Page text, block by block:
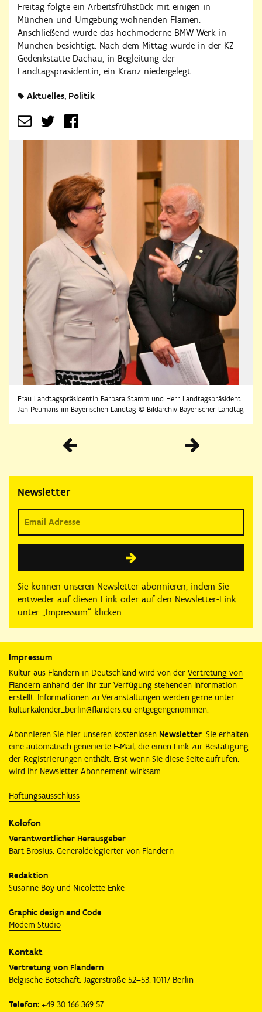
Freitag folgte ein Arbeitsfrühstück mit einigen in
München und Umgebung wohnenden Flamen.
Anschließend wurde das hochmoderne BMW-Werk in
München besichtigt. Nach dem Mittag wurde in der KZ-
Gedenkstätte Dachau, in Begleitung der
Landtagspräsidentin, ein Kranz niedergelegt.
Aktuelles Politik​​
Frau Landtagspräsidentin Barbara Stamm und Herr Landtagspräsident
Jan Peumans im Bayerischen Landtag © Bildarchiv Bayerischer Landtag
Vorherige
Newsletter
Sie können unseren Newsletter abonnieren, indem Sie
entweder auf diesen Link oder auf den Newsletter-Link
unter „Impressum“ klicken.
Impressum
Kultur aus Flandern in Deutschland wird von der Vertretung von
Flandern anhand der ihr zur Verfügung stehenden Information
erstellt. Informationen zu Veranstaltungen werden gerne unter
kulturkalender_berlin@flanders.eu entgegengenommen.
Abonnieren Sie hier unseren kostenlosen Newsletter. Sie erhalten
eine automatisch generierte E-Mail, die einen Link zur Bestätigung
der Registrierungen enthält. Erst wenn Sie diese Seite aufrufen,
wird Ihr Newsletter-Abonnement wirksam.
Haftungsausschluss
Kolofon
Verantwortlicher Herausgeber
Bart Brosius, Generaldelegierter von Flandern
Redaktion
Susanne Boy und Nicolette Enke
Graphic design and Code
Modem Studio
Kontakt
Vertretung von Flandern
Belgische Botschaft, Jägerstraße 52–53, 10117 Berlin
Telefon: +49 30 166 369 57